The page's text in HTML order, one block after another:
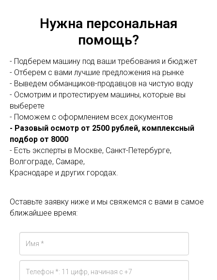
Нужна персональная
помощь?
- Подберем машину под ваши требования и бюджет
- Отберем с вами лучшие предложения на рынке
- Выведем обманщиков-продавцов на чистую воду
- Осмотрим и протестируем машины, которые вы
выберете
- Поможем с оформлением всех документов
- Разовый осмотр от 2500 рублей, комплексный
подбор от 8000
- Есть эксперты в Москве, Санкт-Петербурге,
Волгограде, Самаре,
Краснодаре и других городах.
Оставьте заявку ниже и мы свяжемся с вами в самое
ближайшее время: